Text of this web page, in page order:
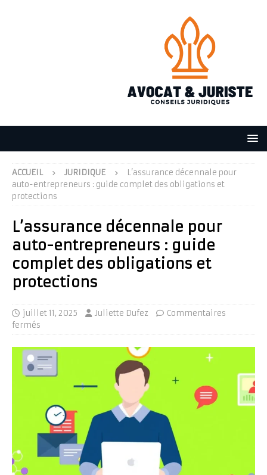
ACCUEIL JURIDIQUE
L’assurance décennale pour
auto-entrepreneurs : guide complet des obligations et
protections
L’assurance décennale pour
auto-entrepreneurs : guide
complet des obligations et
protections
juillet 11, 2025 Juliette Dufez
Commentaires
fermés